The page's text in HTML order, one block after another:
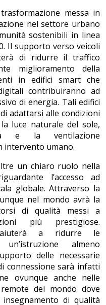
messa in
nel settore urbano
sostenibili in linea
Il supporto verso veicoli
di ridurre il traffico
miglioramento della
in edifici smart che
contribuiranno ad
di energia. Tali edifici
adattarsi alle condizioni
luce naturale del sole,
e la ventilazione
intervento umano.
un chiaro ruolo nella
l’accesso ad
globale. Attraverso la
nel mondo avrà la
di qualità messi a
più prestigiose.
aiuterà a ridurre le
almeno
delle necessarie
connessione sarà infatti
ovunque anche nelle
del mondo dove
di qualità